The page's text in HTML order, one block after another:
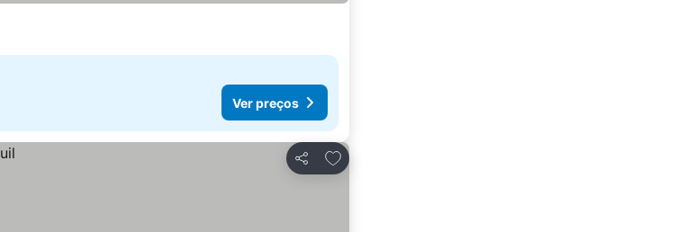
Ver preços
Partilhar
Adicionar aos favoritos